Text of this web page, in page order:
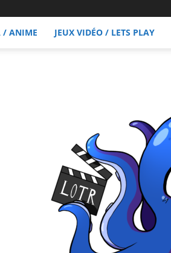
/ ANIME JEUX VIDÉO / LETS PLAY